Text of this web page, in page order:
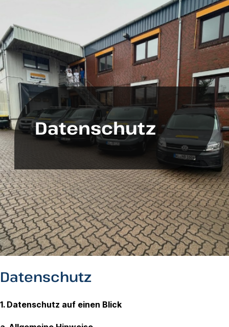
Datenschutz
Datenschutz
1. Datenschutz auf einen Blick